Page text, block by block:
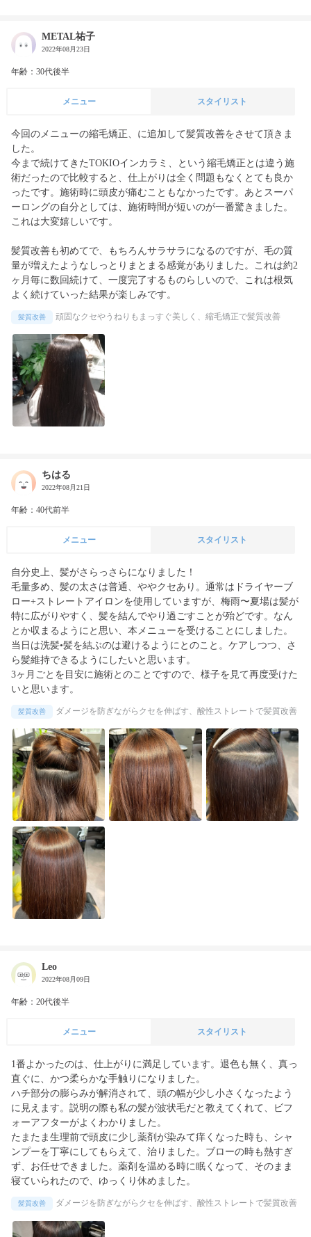
METAL祐子
2022年08月23日
年齢：30代後半
メニュー スタイリスト
今回のメニューの縮毛矯正、に追加して髪質改善をさせて頂きま
した。
今まで続けてきたTOKIOインカラミ、という縮毛矯正とは違う施
術だったので比較すると、仕上がりは全く問題もなくとても良か
ったです。施術時に頭皮が痛むこともなかったです。あとスーパ
ーロングの自分としては、施術時間が短いのが一番驚きました。
これは大変嬉しいです。
髪質改善も初めてで、もちろんサラサラになるのですが、毛の質
量が増えたようなしっとりまとまる感覚がありました。これは約2
ヶ月毎に数回続けて、一度完了するものらしいので、これは根気
よく続けていった結果が楽しみです。
髪質改善 頑固なクセやうねりもまっすぐ美しく、縮毛矯正で髪質改善
ちはる
2022年08月21日
年齢：40代前半
メニュー スタイリスト
自分史上、髪がさらっさらになりました！
毛量多め、髪の太さは普通、ややクセあり。通常はドライヤーブ
ロー+ストレートアイロンを使用していますが、梅雨〜夏場は髪が
特に広がりやすく、髪を結んでやり過ごすことが殆どです。なん
とか収まるようにと思い、本メニューを受けることにしました。
当日は洗髪•髪を結ぶのは避けるようにとのこと。ケアしつつ、さ
ら髪維持できるようにしたいと思います。
3ヶ月ごとを目安に施術とのことですので、様子を見て再度受けた
いと思います。
髪質改善 ダメージを防ぎながらクセを伸ばす、酸性ストレートで髪質改善
Leo
2022年08月09日
年齢：20代後半
メニュー スタイリスト
1番よかったのは、仕上がりに満足しています。退色も無く、真っ
直ぐに、かつ柔らかな手触りになりました。
ハチ部分の膨らみが解消されて、頭の幅が少し小さくなったよう
に見えます。説明の際も私の髪が波状毛だと教えてくれて、ビフ
ォーアフターがよくわかりました。
たまたま生理前で頭皮に少し薬剤が染みて痒くなった時も、シャ
ンプーを丁寧にしてもらえて、治りました。ブローの時も熱すぎ
ず、お任せできました。薬剤を温める時に眠くなって、そのまま
寝ていられたので、ゆっくり休めました。
髪質改善 ダメージを防ぎながらクセを伸ばす、酸性ストレートで髪質改善